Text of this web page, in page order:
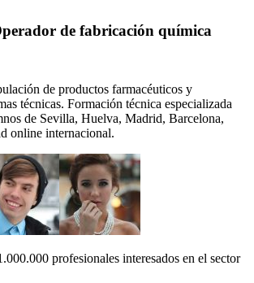
de fabricación química
de productos farmacéuticos y
técnicas. Formación técnica especializada
de Sevilla, Huelva, Madrid, Barcelona,
online internacional.
profesionales interesados en el sector